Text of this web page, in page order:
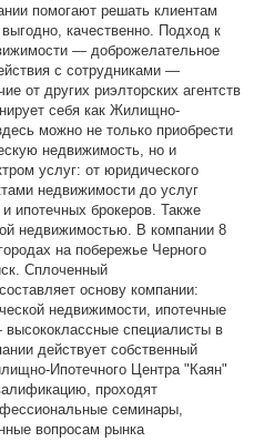
помогают решать клиентам
качественно. Подход к
— доброжелательное
с сотрудниками —
от других риэлторских агентств
себя как Жилищно-
можно не только приобрести
недвижимость, но и
услуг: от юридического
недвижимости до услуг
ипотечных брокеров. Также
недвижимостью. В компании 8
на побережье Черного
Сплоченный
основу компании:
недвижимости, ипотечные
специалисты в
действует собственный
Ипотечного Центра "Каян"
проходят
семинары,
вопросам рынка